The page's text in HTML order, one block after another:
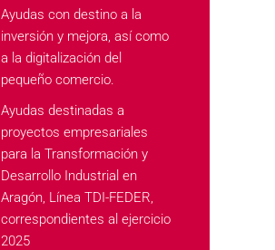
Ayudas con destino a la
inversión y mejora, así como
a la digitalización del
pequeño comercio.
Ayudas destinadas a
proyectos empresariales
para la Transformación y
Desarrollo Industrial en
Aragón, Línea TDI-FEDER,
correspondientes al ejercicio
2025